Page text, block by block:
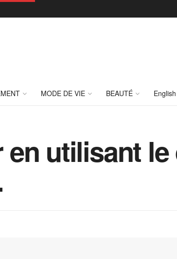
MODE DE VIE BEAUTÉ
utilisant